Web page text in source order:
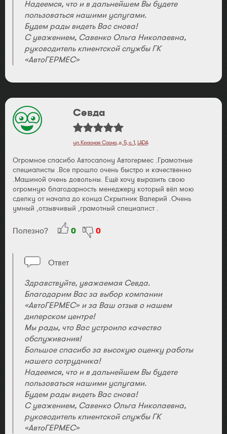
Надеемся, что и в дальнейшем Вы будете
пользоваться нашими услугами.
Будем рады видеть Вас снова!
С уважением, Савенко Ольга Николаевна,
руководитель клиентской службы ГК
«АвтоГЕРМЕС»
Севда
ул. Красная Сосна, д. 5, с. 1,LADA
Огромное спасибо Автосалону Автогермес .Грамотные
специалисты .Все прошло очень быстро и качественно
.Машиной очень довольны. Ещё хочу выразить свою
огромную благодарность менеджеру который вёл мою
сделку от начала до конца Скрыпник Валерий .Очень
умный ,отзывчивый ,грамотный специалист .
Полезно? 0 0
Ответ
Здравствуйте, уважаемая Севда.
Благодарим Вас за выбор компании
«АвтоГЕРМЕС» и за Ваш отзыв о нашем
дилерском центре!
Мы рады, что Вас устроило качество
обслуживания!
Большое спасибо за высокую оценку работы
нашего сотрудника!
Надеемся, что и в дальнейшем Вы будете
пользоваться нашими услугами.
Будем рады видеть Вас снова!
С уважением, Савенко Ольга Николаевна,
руководитель клиентской службы ГК
«АвтоГЕРМЕС»